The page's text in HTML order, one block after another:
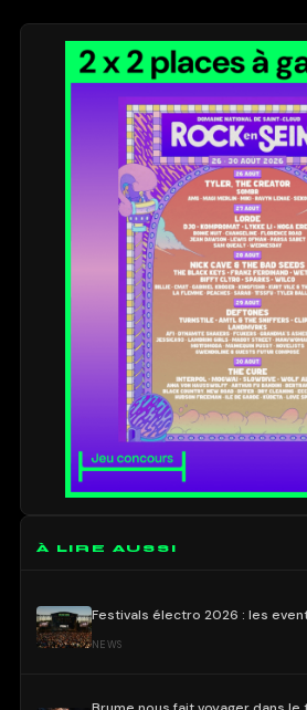
À LIRE AUSSI
Festivals électro 2026 : les
NEWS